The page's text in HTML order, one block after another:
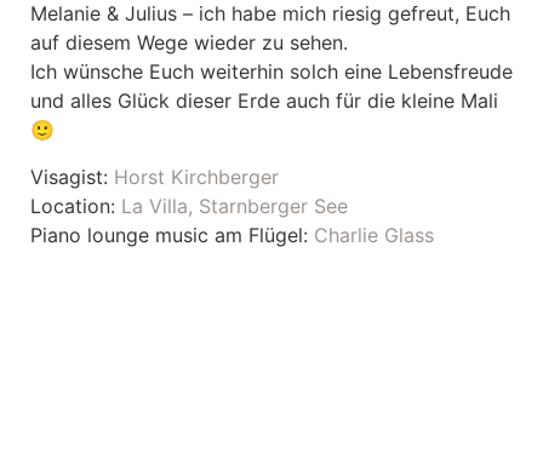
Melanie & Julius – ich habe mich riesig gefreut, Euch
auf diesem Wege wieder zu sehen.
Ich wünsche Euch weiterhin solch eine Lebensfreude
und alles Glück dieser Erde auch für die kleine Mali
🙂
Visagist: Horst Kirchberger
Location: La Villa, Starnberger See
Piano lounge music am Flügel: Charlie Glass